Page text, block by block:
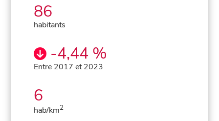
86
habitants
-4,44 %
Entre 2017 et 2023
6
hab/km2